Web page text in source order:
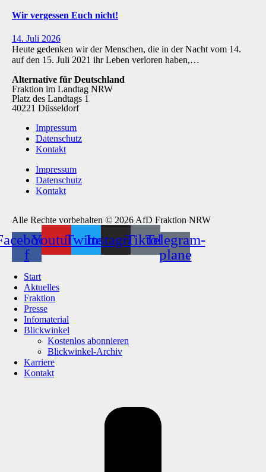
Wir vergessen Euch nicht!
14. Juli 2026
Heute gedenken wir der Menschen, die in der Nacht vom 14.
auf den 15. Juli 2021 ihr Leben verloren haben,…
Alternative für Deutschland
Fraktion im Landtag NRW
Platz des Landtags 1
40221 Düsseldorf
Impressum
Datenschutz
Kontakt
Impressum
Datenschutz
Kontakt
Alle Rechte vorbehalten © 2026 AfD Fraktion NRW
f
YoutubeTwitterInstagramTiktokTelegram-
plane
Start
Aktuelles
Fraktion
Presse
Infomaterial
Blickwinkel
Kostenlos abonnieren
Blickwinkel-Archiv
Karriere
Kontakt